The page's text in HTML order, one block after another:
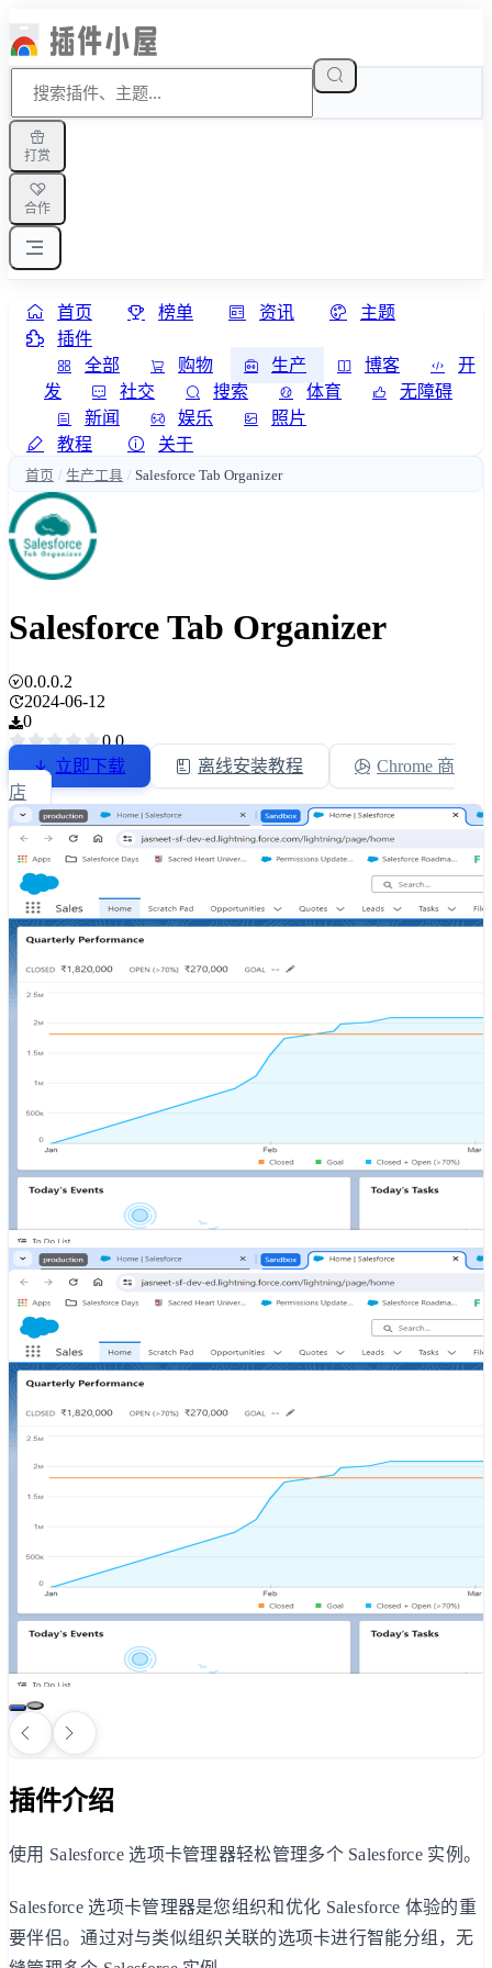
打赏
合作
首页 榜单 资讯
主题
插件
全部
购物 生产 博客
开
发
社交 搜索 体育
无障碍
新闻
娱乐
照片
教程
关于
首页 / 生产工具 / Salesforce Tab Organizer
Salesforce Tab Organizer
0.0.0.2
2024-06-12
0
0.0
立即下载
离线安装教程
Chrome 商
店
插件介绍
使用 Salesforce 选项卡管理器轻松管理多个 Salesforce 实例。
Salesforce 选项卡管理器是您组织和优化 Salesforce 体验的重
要伴侣。通过对与类似组织关联的选项卡进行智能分组，无